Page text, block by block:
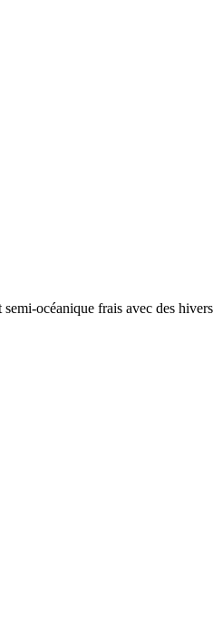
semi-océanique frais avec des